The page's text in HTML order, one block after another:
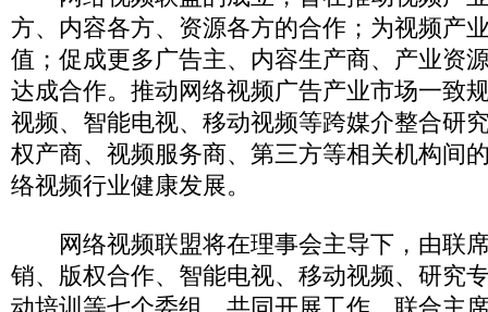
方、内容各方、资源各方的合作；为视频产
值；促成更多广告主、内容生产商、产业资
达成合作。推动网络视频广告产业市场一致
视频、智能电视、移动视频等跨媒介整合研
权产商、视频服务商、第三方等相关机构间
络视频行业健康发展。
网络视频联盟将在理事会主导下，由联
销、版权合作、智能电视、移动视频、研究